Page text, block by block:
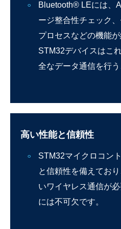
Bluetooth® LEには、
ージ整合性チェック
プロセスなどの機能が
STM32デバイスはこ
全なデータ通信を行う
高い性能と信頼性
STM32マイクロコン
と信頼性を備えてお
いワイヤレス通信が
には不可欠です。